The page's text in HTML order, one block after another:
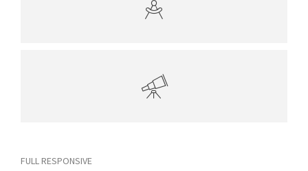
FULL RESPONSIVE